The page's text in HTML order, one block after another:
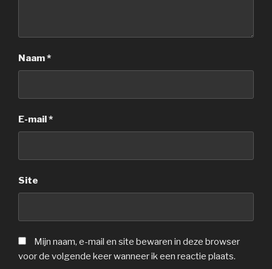
Naam*
E-mail*
Site
Mijn naam, e-mail en site bewaren in deze browser
voor de volgende keer wanneer ik een reactie plaats.